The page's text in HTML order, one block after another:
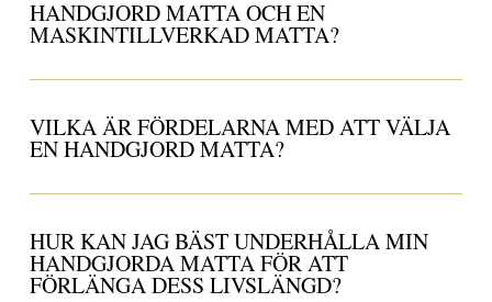
HANDGJORD MATTA OCH EN
MASKINTILLVERKAD MATTA?
VILKA ÄR FÖRDELARNA MED ATT VÄLJA
EN HANDGJORD MATTA?
HUR KAN JAG BÄST UNDERHÅLLA MIN
HANDGJORDA MATTA FÖR ATT
FÖRLÄNGA DESS LIVSLÄNGD?